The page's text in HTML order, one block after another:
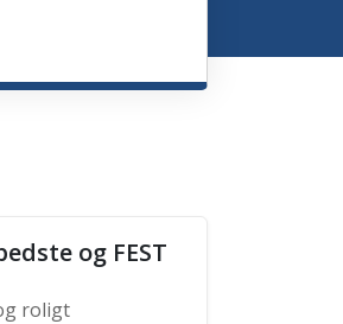
og FEST
roligt